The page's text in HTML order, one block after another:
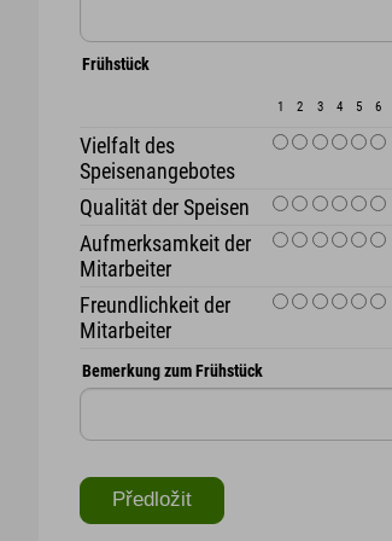
Frühstück
1 2 3 4 5 6
Vielfalt des
Speisenangebotes
Qualität der Speisen
Aufmerksamkeit der
Mitarbeiter
Freundlichkeit der
Mitarbeiter
Bemerkung zum Frühstück